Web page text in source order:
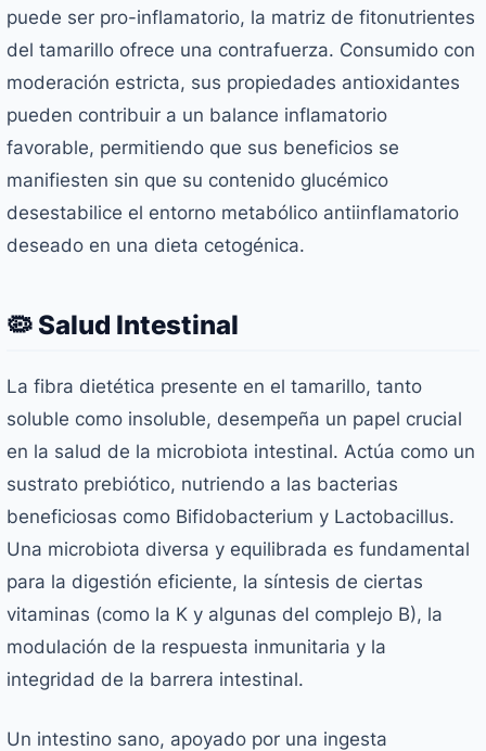
puede ser pro-inflamatorio, la matriz de fitonutrientes
del tamarillo ofrece una contrafuerza. Consumido con
moderación estricta, sus propiedades antioxidantes
pueden contribuir a un balance inflamatorio
favorable, permitiendo que sus beneficios se
manifiesten sin que su contenido glucémico
desestabilice el entorno metabólico antiinflamatorio
deseado en una dieta cetogénica.
🦠 Salud Intestinal
La fibra dietética presente en el tamarillo, tanto
soluble como insoluble, desempeña un papel crucial
en la salud de la microbiota intestinal. Actúa como un
sustrato prebiótico, nutriendo a las bacterias
beneficiosas como Bifidobacterium y Lactobacillus.
Una microbiota diversa y equilibrada es fundamental
para la digestión eficiente, la síntesis de ciertas
vitaminas (como la K y algunas del complejo B), la
modulación de la respuesta inmunitaria y la
integridad de la barrera intestinal.
Un intestino sano, apoyado por una ingesta